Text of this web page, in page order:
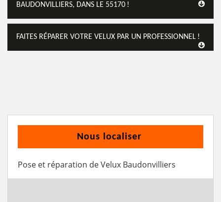
BAUDONVILLIERS, DANS LE 55170 !
FAITES RÉPARER VOTRE VELUX PAR UN PROFESSIONNEL !
Nous localiser
Pose et réparation de Velux Baudonvilliers